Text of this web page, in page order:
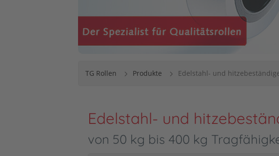
TG Rollen Produkte Edelstahl- und
Edelstahl- und
von 50 kg bis 400 kg